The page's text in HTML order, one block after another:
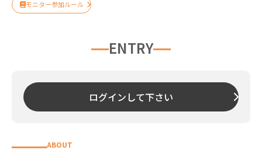
モニター参加ルール
ENTRY
ログインして下さい